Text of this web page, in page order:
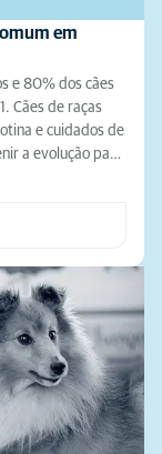
em
e 80% dos cães
Cães de raças
e cuidados de
a evolução pa…